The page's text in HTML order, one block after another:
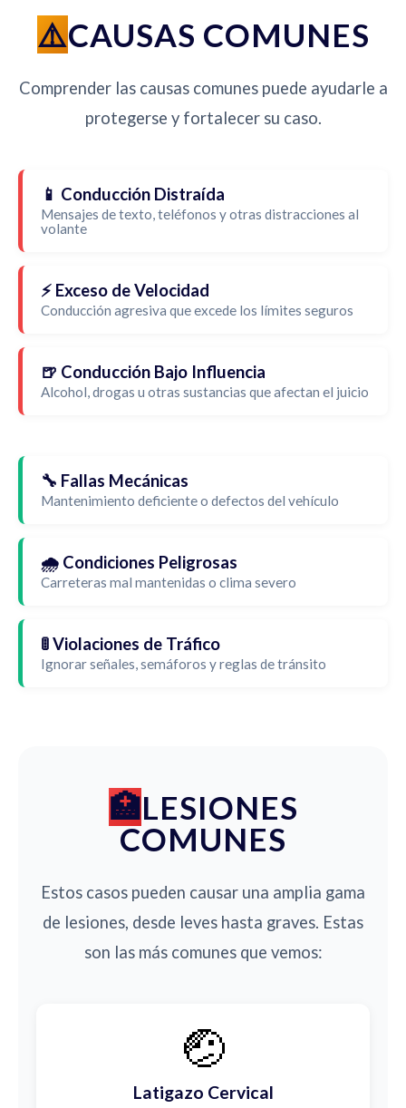
CAUSAS COMUNES
Comprender las causas comunes puede ayudarle a
protegerse y fortalecer su caso.
📱 Conducción Distraída
Mensajes de texto, teléfonos y otras distracciones al
volante
⚡ Exceso de Velocidad
Conducción agresiva que excede los límites seguros
🍺 Conducción Bajo Influencia
Alcohol, drogas u otras sustancias que afectan el juicio
🔧 Fallas Mecánicas
Mantenimiento deficiente o defectos del vehículo
🌧️ Condiciones Peligrosas
Carreteras mal mantenidas o clima severo
🚦 Violaciones de Tráfico
Ignorar señales, semáforos y reglas de tránsito
LESIONES
COMUNES
Estos casos pueden causar una amplia gama
de lesiones, desde leves hasta graves. Estas
son las más comunes que vemos:
🤕
Latigazo Cervical